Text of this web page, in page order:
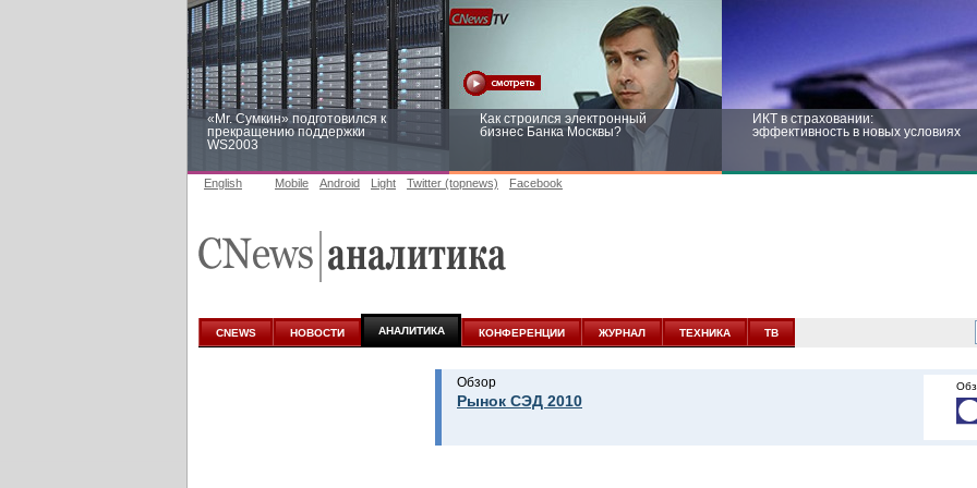
«Mr. Сумкин» подготовился к
прекращению поддержки
WS2003
Как строился электронный
бизнес Банка Москвы?
ИКТ в страховании:
эффективность в новых условиях
аналитике
новых условиях
English Mobile Android Light Twitter (topnews) Facebook
CNEWS НОВОСТИ АНАЛИТИКА КОНФЕРЕНЦИИ ЖУРНАЛ ТЕХНИКА ТВ
Обзор
Рынок СЭД 2010